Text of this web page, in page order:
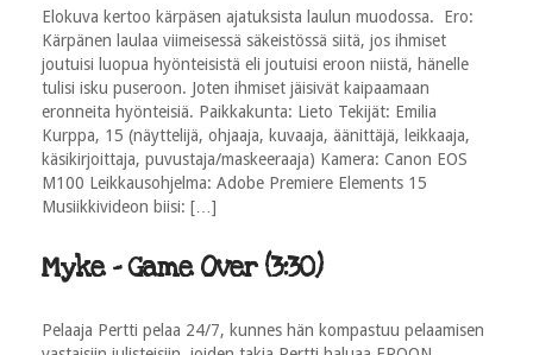
Elokuva kertoo kärpäsen ajatuksista laulun muodossa. Ero:
Kärpänen laulaa viimeisessä säkeistössä siitä, jos ihmiset
joutuisi luopua hyönteisistä eli joutuisi eroon niistä, hänelle
tulisi isku puseroon. Joten ihmiset jäisivät kaipaamaan
eronneita hyönteisiä. Paikkakunta: Lieto Tekijät: Emilia
Kurppa, 15 (näyttelijä, ohjaaja, kuvaaja, äänittäjä, leikkaaja,
käsikirjoittaja, puvustaja/maskeeraaja) Kamera: Canon EOS
M100 Leikkausohjelma: Adobe Premiere Elements 15
Musiikkivideon biisi: […]
Myke - Game Over (3:30)
Pelaaja Pertti pelaa 24/7, kunnes hän kompastuu pelaamisen